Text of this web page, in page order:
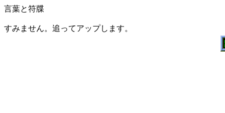
言葉と符牒
すみません。追ってアップします。